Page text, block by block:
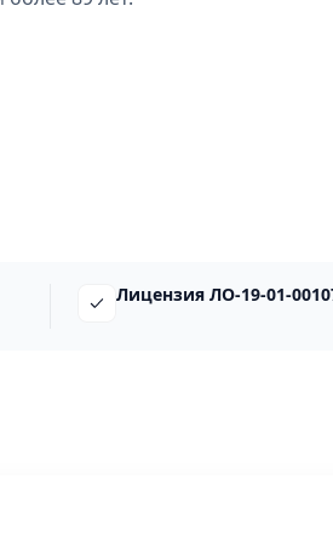
Лицензия ЛО-19-01-